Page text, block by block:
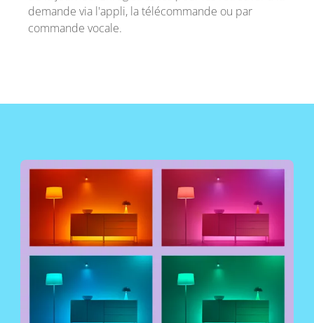
demande via l'appli, la télécommande ou par
commande vocale.